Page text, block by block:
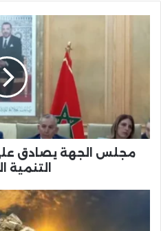
التنمية
الجهوية
مجلس الجهة يصادق
التنمية